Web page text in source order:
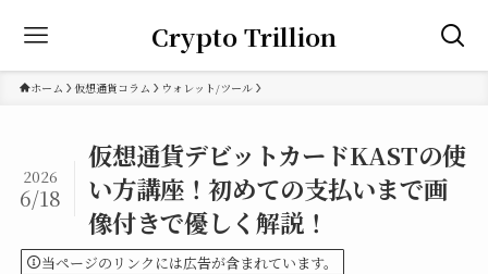
Crypto Trillion
ホーム 仮想通貨コラム ウォレット/ツール
仮想通貨デビットカードKASTの使
い方講座！初めての支払いまで画
像付きで優しく解説！
2026
6/18
当ページのリンクには広告が含まれています。